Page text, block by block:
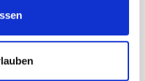
mit
Grundlage von7460Bewertungen